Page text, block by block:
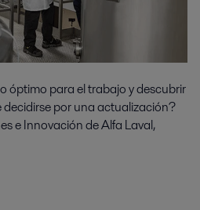
óptimo para el trabajo y descubrir
por una actualización?
e Innovación de Alfa Laval,